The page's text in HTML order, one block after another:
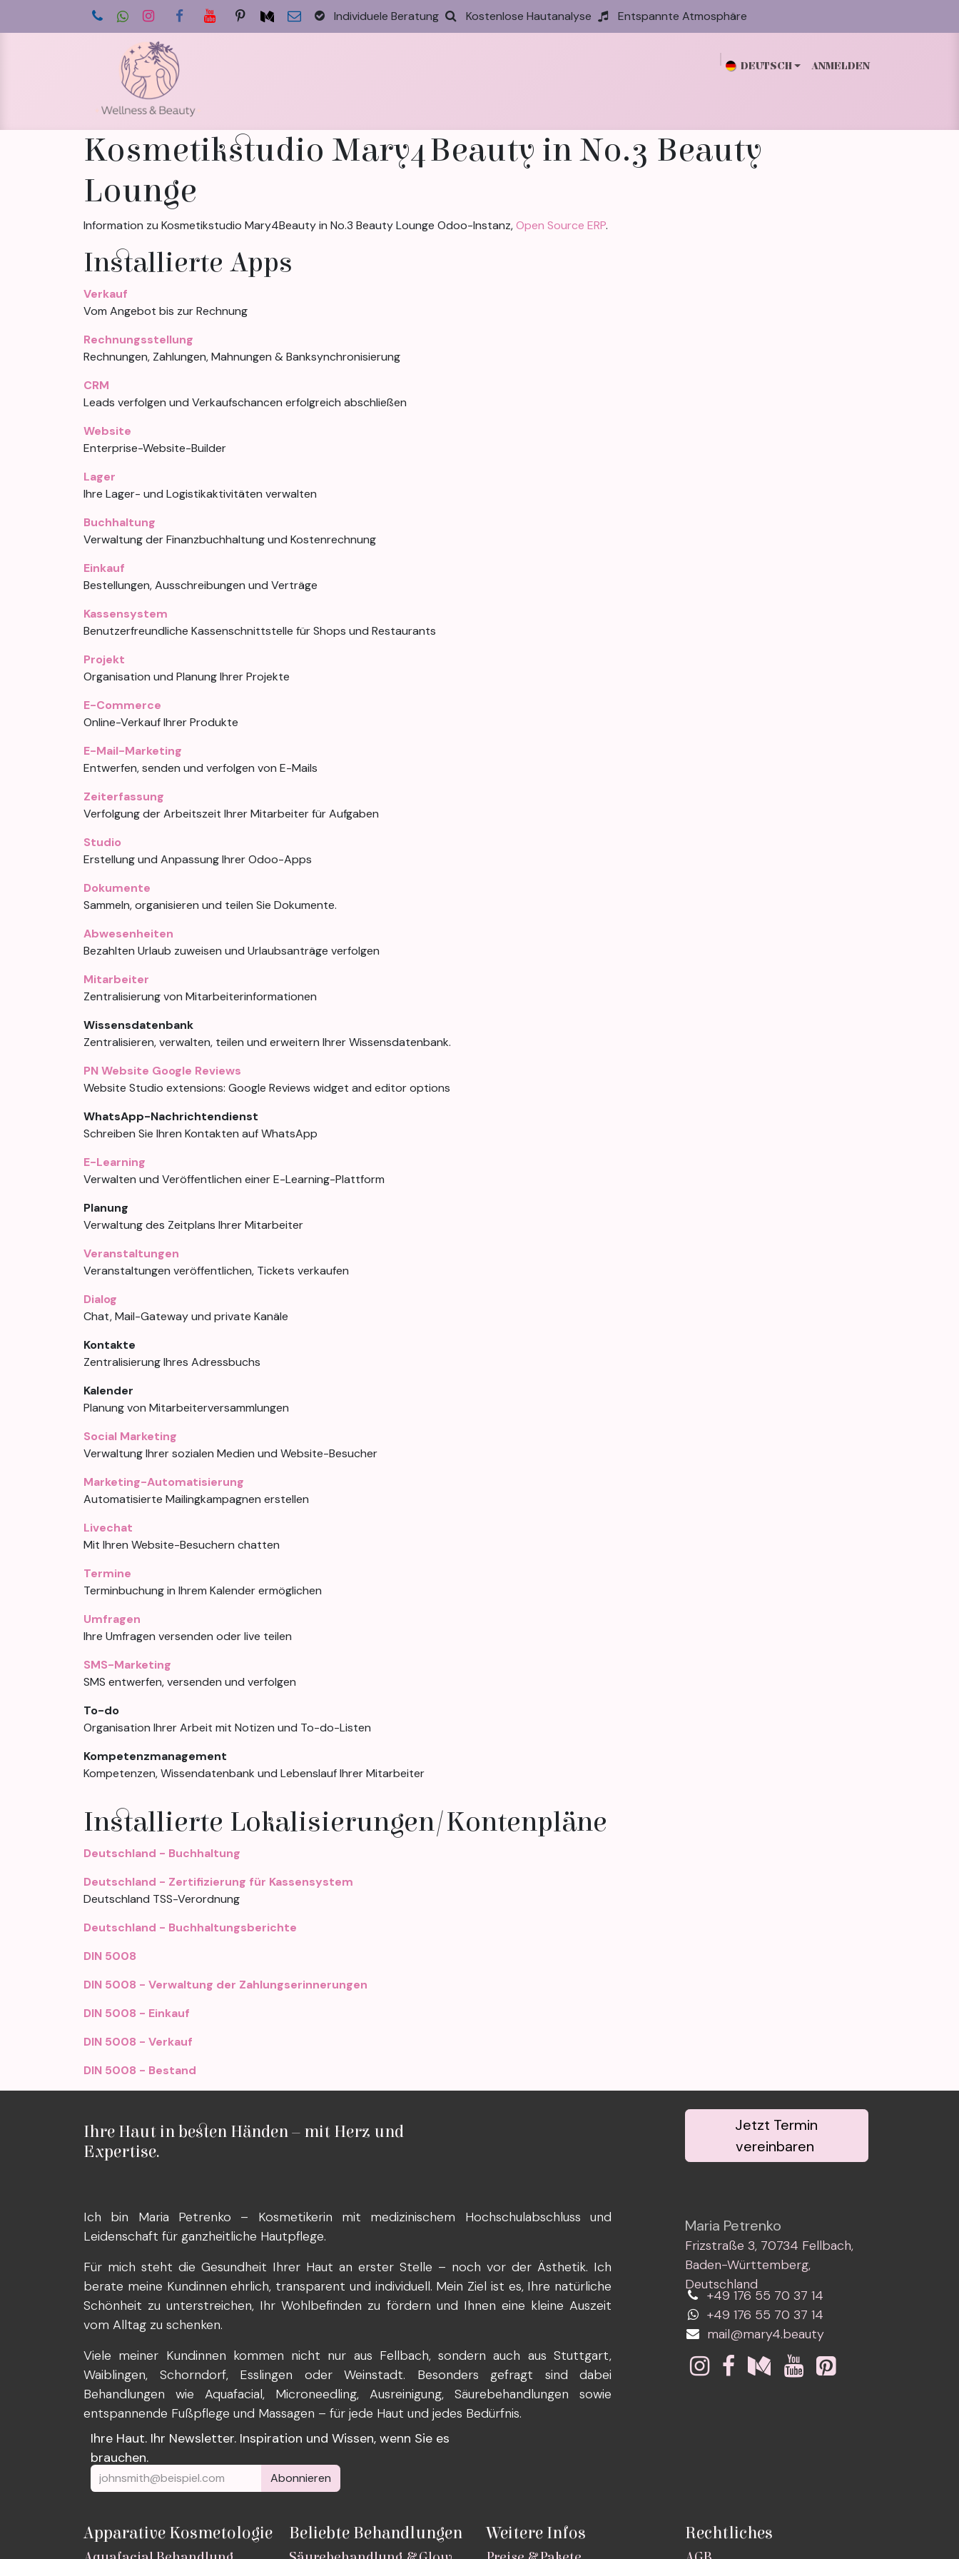
Zum Inhalt springen
Individuele Beratung Kostenlose Hautanalyse Entspannte Atmosphäre
DEUTSCH ANMELDEN
Kosmetikstudio Mary4Beauty in No.3 Beauty
Lounge
Information zu Kosmetikstudio Mary4Beauty in No.3 Beauty Lounge Odoo-Instanz,Open Source ERP.
Installierte Apps
Verkauf
Vom Angebot bis zur Rechnung
Rechnungsstellung
Rechnungen, Zahlungen, Mahnungen & Banksynchronisierung
CRM
Leads verfolgen und Verkaufschancen erfolgreich abschließen
Website
Enterprise-Website-Builder
Lager
Ihre Lager- und Logistikaktivitäten verwalten
Buchhaltung
Verwaltung der Finanzbuchhaltung und Kostenrechnung
Einkauf
Bestellungen, Ausschreibungen und Verträge
Kassensystem
Benutzerfreundliche Kassenschnittstelle für Shops und Restaurants
Projekt
Organisation und Planung Ihrer Projekte
E-Commerce
Online-Verkauf Ihrer Produkte
E-Mail-Marketing
Entwerfen, senden und verfolgen von E-Mails
Zeiterfassung
Verfolgung der Arbeitszeit Ihrer Mitarbeiter für Aufgaben
Studio
Erstellung und Anpassung Ihrer Odoo-Apps
Dokumente
Sammeln, organisieren und teilen Sie Dokumente.
Abwesenheiten
Bezahlten Urlaub zuweisen und Urlaubsanträge verfolgen
Mitarbeiter
Zentralisierung von Mitarbeiterinformationen
Wissensdatenbank
Zentralisieren, verwalten, teilen und erweitern Ihrer Wissensdatenbank.
PN Website Google Reviews
Website Studio extensions: Google Reviews widget and editor options
WhatsApp-Nachrichtendienst
Schreiben Sie Ihren Kontakten auf WhatsApp
E-Learning
Verwalten und Veröffentlichen einer E-Learning-Plattform
Planung
Verwaltung des Zeitplans Ihrer Mitarbeiter
Veranstaltungen
Veranstaltungen veröffentlichen, Tickets verkaufen
Dialog
Chat, Mail-Gateway und private Kanäle
Kontakte
Zentralisierung Ihres Adressbuchs
Kalender
Planung von Mitarbeiterversammlungen
Social Marketing
Verwaltung Ihrer sozialen Medien und Website-Besucher
Marketing-Automatisierung
Automatisierte Mailingkampagnen erstellen
Livechat
Mit Ihren Website-Besuchern chatten
Termine
Terminbuchung in Ihrem Kalender ermöglichen
Umfragen
Ihre Umfragen versenden oder live teilen
SMS-Marketing
SMS entwerfen, versenden und verfolgen
To-do
Organisation Ihrer Arbeit mit Notizen und To-do-Listen
Kompetenzmanagement
Kompetenzen, Wissendatenbank und Lebenslauf Ihrer Mitarbeiter
Installierte Lokalisierungen/Kontenpläne
Deutschland - Buchhaltung
Deutschland - Zertifizierung für Kassensystem
Deutschland TSS-Verordnung
Deutschland - Buchhaltungsberichte
DIN 5008
DIN 5008 - Verwaltung der Zahlungserinnerungen
DIN 5008 - Einkauf
DIN 5008 - Verkauf
DIN 5008 - Bestand
Ihre Haut in besten Händen – mit Herz und
Expertise.
Jetzt Termin
vereinbaren
Ich bin Maria Petrenko – Kosmetikerin mit medizinischem Hochschulabschluss und
Leidenschaft für ganzheitliche Hautpflege.
Für mich steht die Gesundheit Ihrer Haut an erster Stelle – noch vor der Ästhetik. Ich
berate meine Kundinnen ehrlich, transparent und individuell. Mein Ziel ist es, Ihre natürliche
Schönheit zu unterstreichen, Ihr Wohlbefinden zu fördern und Ihnen eine kleine Auszeit
vom Alltag zu schenken.
Viele meiner Kundinnen kommen nicht nur aus Fellbach, sondern auch aus Stuttgart,
Waiblingen, Schorndorf, Esslingen oder Weinstadt. Besonders gefragt sind dabei
Behandlungen wie Aquafacial, Microneedling, Ausreinigung, Säurebehandlungen sowie
entspannende Fußpflege und Massagen – für jede Haut und jedes Bedürfnis.
Maria Petrenko
Frizstraße 3, 70734 Fellbach,
Baden-Württemberg,
Deutschland
Ihre Haut. Ihr Newsletter. Inspiration und Wissen, wenn Sie es
brauchen.
+49 176 55 70 37 14
+49 176 55 70 37 14
mail@mary4.beauty
Abonnieren
Apparative Kosmetologie Beliebte Behandlungen Weitere Infos Rechtliches